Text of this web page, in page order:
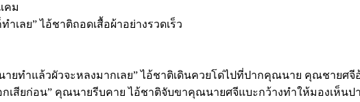
คม
เลย” ไอ้ชาติถอดเสื้อผ้าอย่างรวดเร็ว
ยทำแล้วผัวจะหลงมากเลย” ไอ้ชาติเดินควยโด่ไปที่ปากคุณนาย คุณชายศจี
เสียก่อน” คุณนายรีบคาย ไอ้ชาติจับขาคุณนายศจีแบะกว้างทำให้มองเห็น